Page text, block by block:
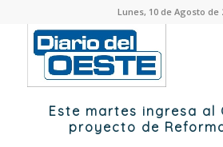
Lunes, 10 de Agosto de
Este martes ingresa al
proyecto de